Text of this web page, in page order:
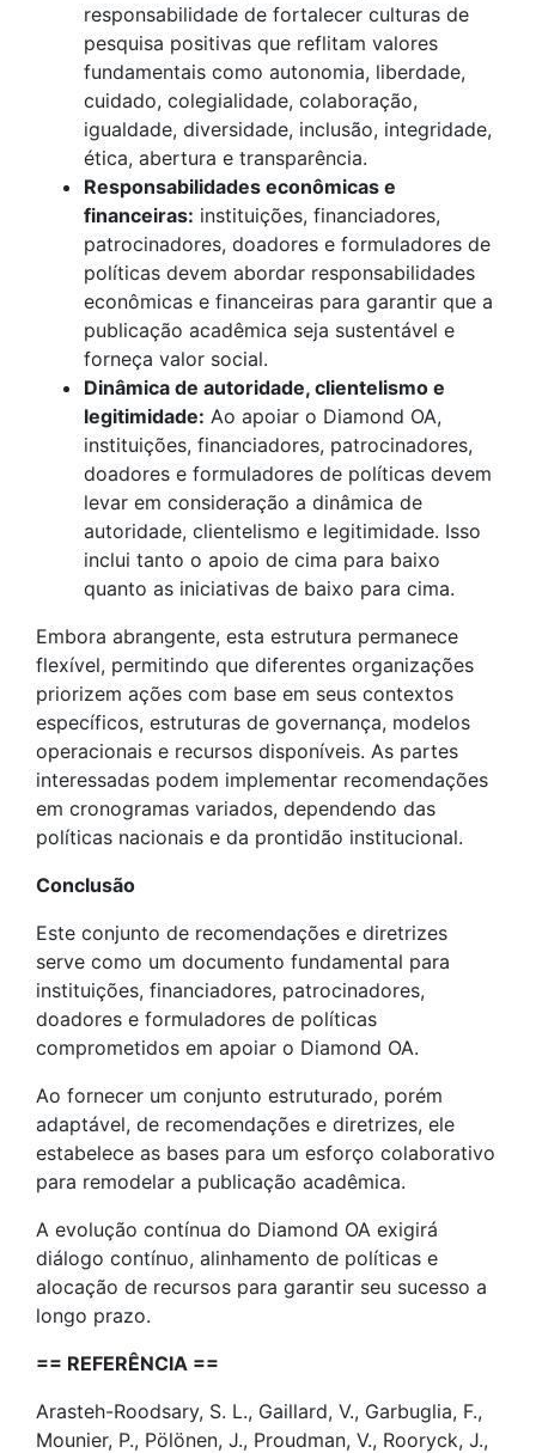
responsabilidade de fortalecer culturas de
pesquisa positivas que reflitam valores
fundamentais como autonomia, liberdade,
cuidado, colegialidade, colaboração,
igualdade, diversidade, inclusão, integridade,
ética, abertura e transparência.
Responsabilidades econômicas e
financeiras: instituições, financiadores,
patrocinadores, doadores e formuladores de
políticas devem abordar responsabilidades
econômicas e financeiras para garantir que a
publicação acadêmica seja sustentável e
forneça valor social.
Dinâmica de autoridade, clientelismo e
legitimidade: Ao apoiar o Diamond OA,
instituições, financiadores, patrocinadores,
doadores e formuladores de políticas devem
levar em consideração a dinâmica de
autoridade, clientelismo e legitimidade. Isso
inclui tanto o apoio de cima para baixo
quanto as iniciativas de baixo para cima.
Embora abrangente, esta estrutura permanece
flexível, permitindo que diferentes organizações
priorizem ações com base em seus contextos
específicos, estruturas de governança, modelos
operacionais e recursos disponíveis. As partes
interessadas podem implementar recomendações
em cronogramas variados, dependendo das
políticas nacionais e da prontidão institucional.
Conclusão
Este conjunto de recomendações e diretrizes
serve como um documento fundamental para
instituições, financiadores, patrocinadores,
doadores e formuladores de políticas
comprometidos em apoiar o Diamond OA.
Ao fornecer um conjunto estruturado, porém
adaptável, de recomendações e diretrizes, ele
estabelece as bases para um esforço colaborativo
para remodelar a publicação acadêmica.
A evolução contínua do Diamond OA exigirá
diálogo contínuo, alinhamento de políticas e
alocação de recursos para garantir seu sucesso a
longo prazo.
== REFERÊNCIA ==
Arasteh-Roodsary, S. L., Gaillard, V., Garbuglia, F.,
Mounier, P., Pölönen, J., Proudman, V., Rooryck, J.,